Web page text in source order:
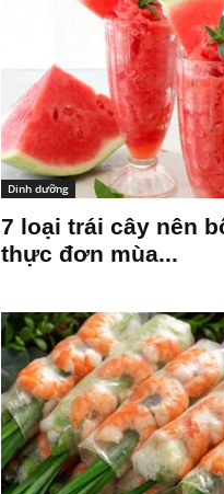
Dinh dưỡng
7 loại trái cây nên
thực đơn mùa...